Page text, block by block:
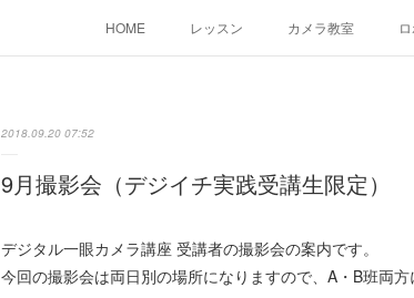
HOME レッスン カメラ教室
2018.09.20 07:52
9月撮影会（デジイチ実践受講生限定）
デジタル一眼カメラ講座 受講者の撮影会の案内です。
今回の撮影会は両日別の場所になりますので、A・B班両方